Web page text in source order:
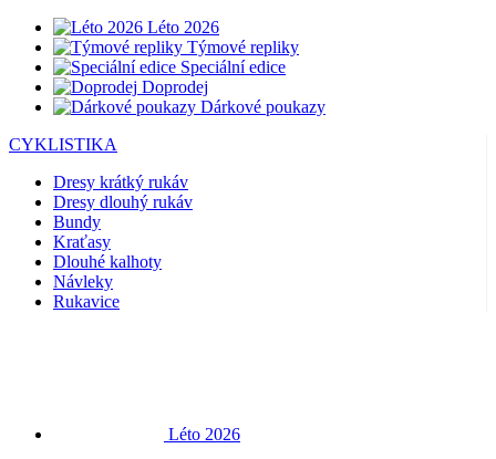
Léto 2026
Týmové repliky
Speciální edice
Doprodej
Dárkové poukazy
CYKLISTIKA
Dresy krátký rukáv
Dresy dlouhý rukáv
Bundy
Kraťasy
Dlouhé kalhoty
Návleky
Rukavice